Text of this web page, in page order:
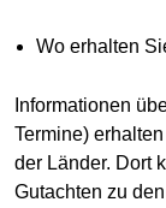
Wo erhalten
Informationen
Termine)
der Länder. Dort
Gutachten zu